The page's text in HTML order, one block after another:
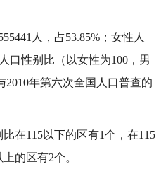
人，占53.85%；女性人
口性别比（以女性为100，男
2010年第六次全国人口普查的
在115以下的区有1个，在115
的区有2个。